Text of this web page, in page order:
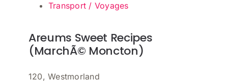
Transport / Voyages
Areums Sweet Recipes
(MarchÃ© Moncton)
120, Westmorland